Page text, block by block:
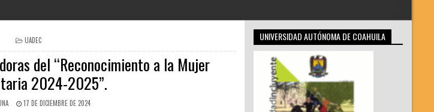
POSTED
IN
UADEC
del “Reconocimiento a la Mujer
2024-2025”.
17 DE DICIEMBRE DE 2024
UNIVERSIDAD AUTÓNOMA DE COAHUILA